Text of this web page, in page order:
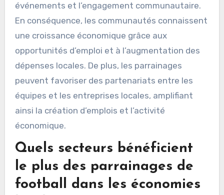
événements et l’engagement communautaire.
En conséquence, les communautés connaissent
une croissance économique grâce aux
opportunités d’emploi et à l’augmentation des
dépenses locales. De plus, les parrainages
peuvent favoriser des partenariats entre les
équipes et les entreprises locales, amplifiant
ainsi la création d’emplois et l’activité
économique.
Quels secteurs bénéficient
le plus des parrainages de
football dans les économies